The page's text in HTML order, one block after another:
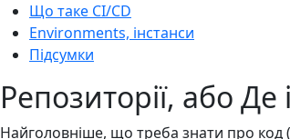
Що таке CI/CD
Environments, інстанси
Підсумки
Репозиторії, або Де
Найголовніше, що треба знати про